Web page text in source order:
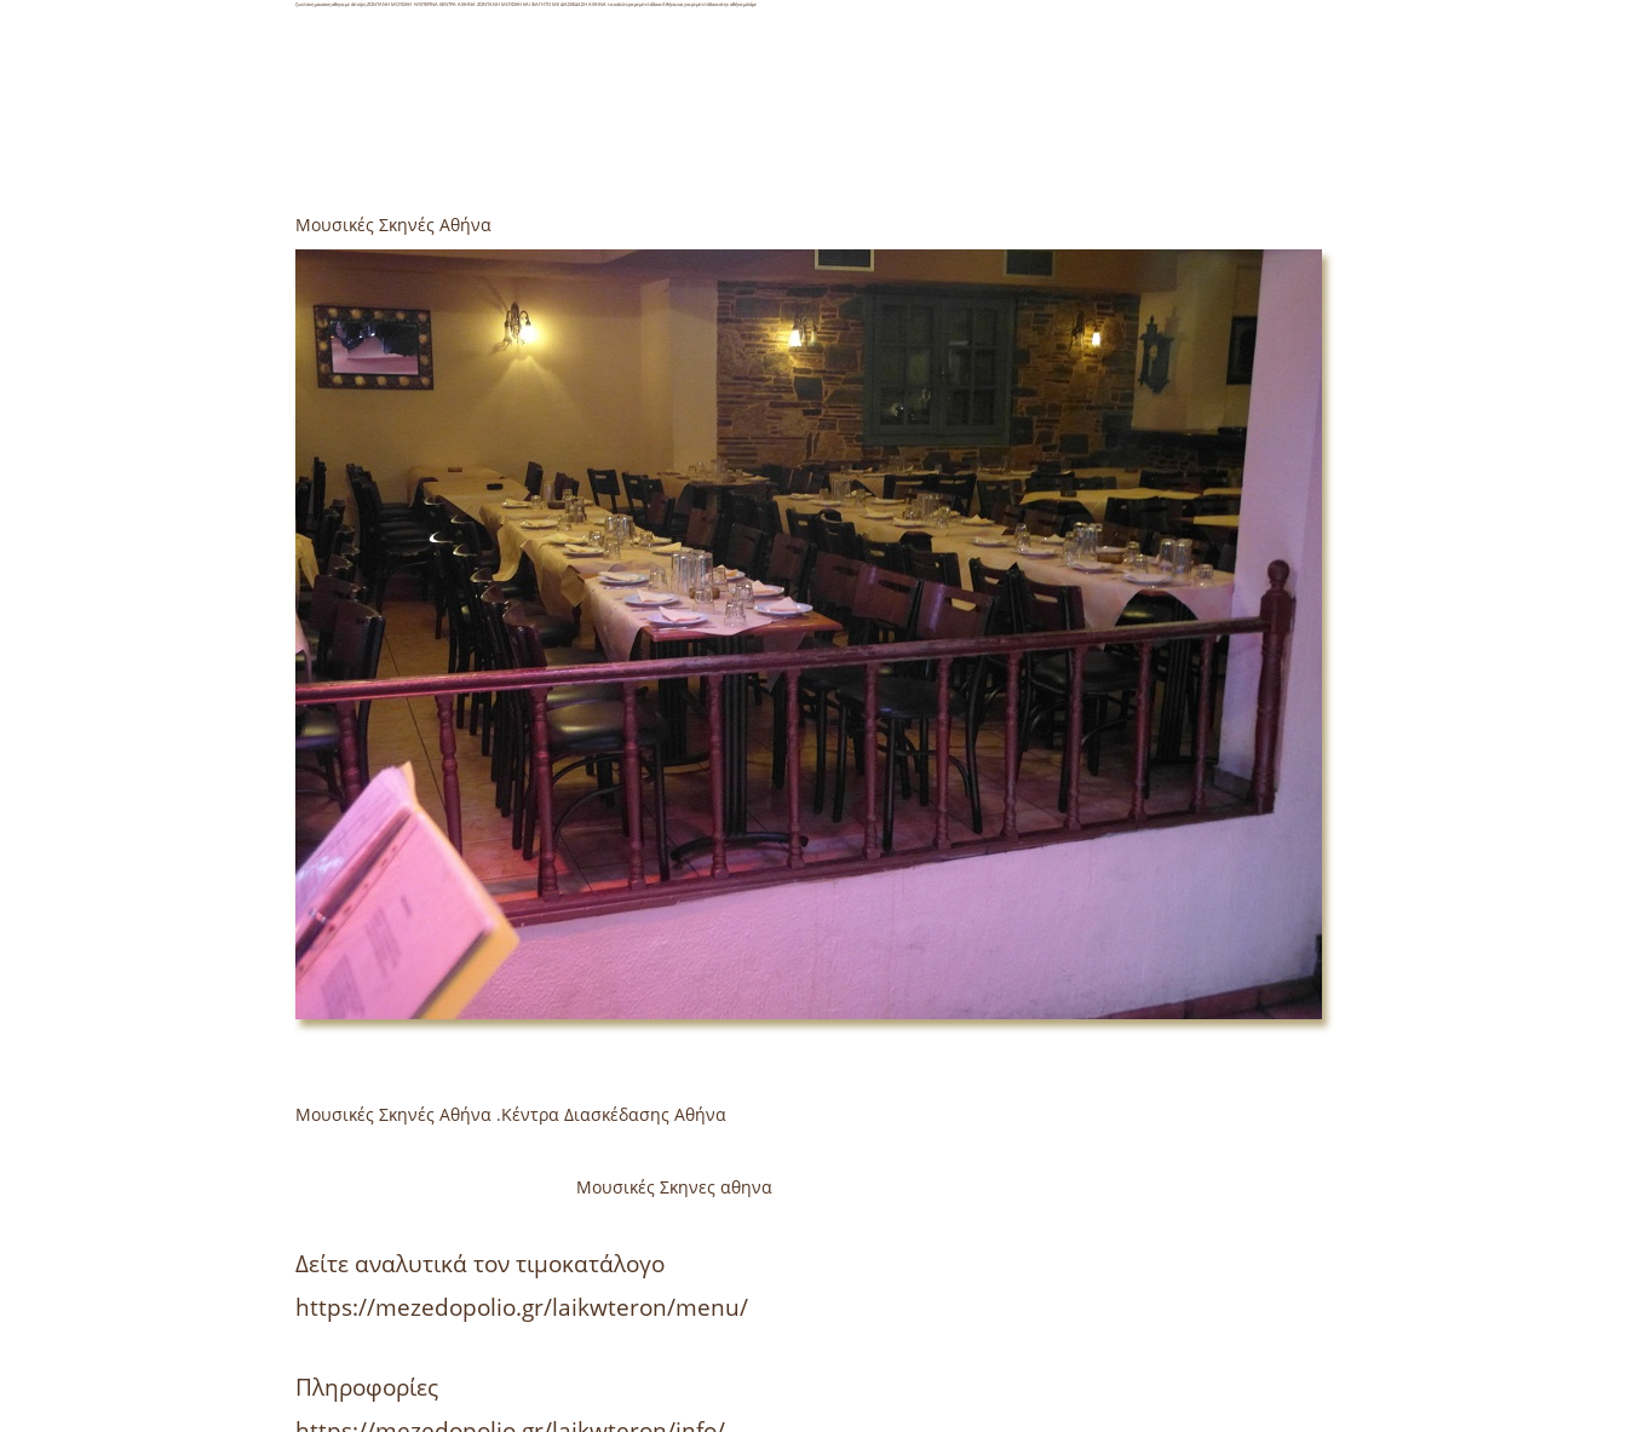
ζωντανη μουσικη αθηνα με άποψη ΖΩΝΤΑΝΗ ΜΟΥΣΙΚΗ ΝΥΧΤΕΡΙΝΑ ΚΕΝΤΡΑ ΑΘΗΝΑ ΖΩΝΤΑΝΗ ΜΟΥΣΙΚΗ ΚΑΙ ΦΑΓΗΤΟ ΜΕ ΔΙΑΣΚΕΔΑΣΗ ΑΘΗΝΑ τα καλύτερα ρεμπετάδικα Αθήνα.ναι για ρεμπετάδικα στην αθήνα μιλάμε
Μουσικές Σκηνές Αθήνα
Μουσικές Σκηνές Αθήνα .Κέντρα Διασκέδασης Αθήνα
Μουσικές Σκηνες αθηνα
Δείτε αναλυτικά τον τιμοκατάλογο
https://mezedopolio.gr/laikwteron/menu/
Πληροφορίες